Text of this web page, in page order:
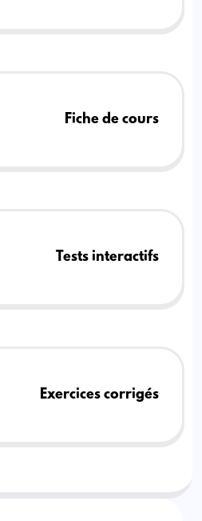
Fiche de cours
Tests interactifs
Exercices corrigés